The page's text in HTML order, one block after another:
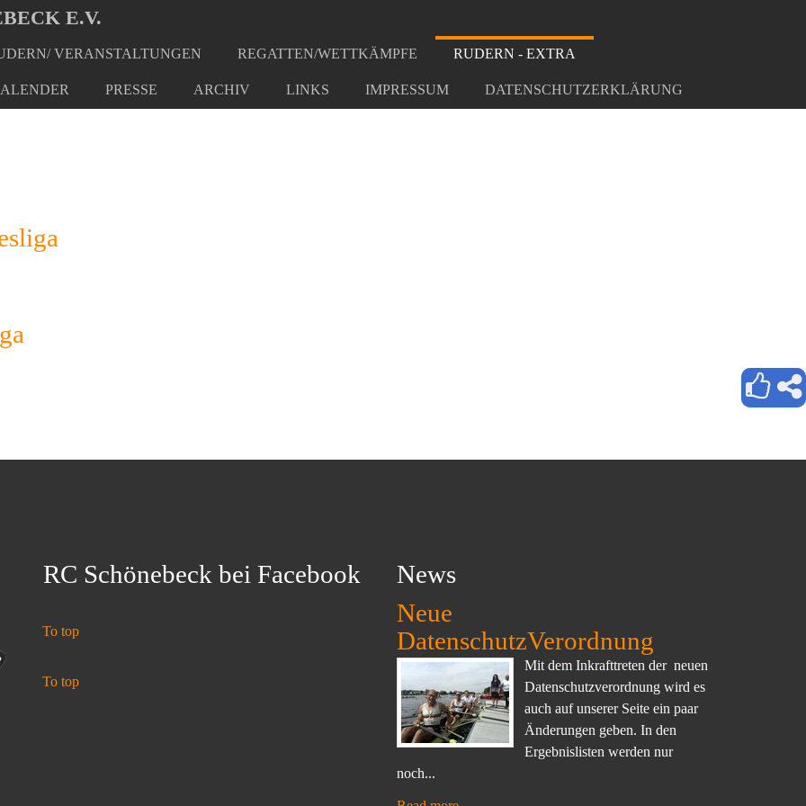
E.V.
VERANSTALTUNGEN REGATTEN/WETTKÄMPFE RUDERN - EXTRA
PRESSE ARCHIV LINKS IMPRESSUM DATENSCHUTZERKLÄRUNG
RC Schönebeck bei Facebook
To top
To top
News
Neue
DatenschutzVerordnung
Mit dem Inkrafttreten der neuen
Datenschutzverordnung wird es
auch auf unserer Seite ein paar
Änderungen geben. In den
Ergebnislisten werden nur
noch...